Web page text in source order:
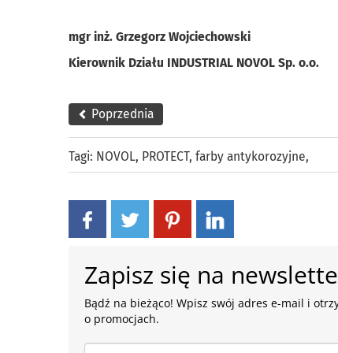
mgr inż. Grzegorz Wojciechowski
Kierownik Działu INDUSTRIAL NOVOL Sp. o.o.
Poprzednia
Tagi: NOVOL, PROTECT, farby antykorozyjne,
Zapisz się na
Bądź na bieżąco! Wpisz swój adres e-mail i
o promocjach.